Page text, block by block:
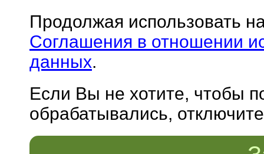
Продолжая использовать
Соглашения в отношении
данных.
Если Вы не хотите, чтобы
обрабатывались,